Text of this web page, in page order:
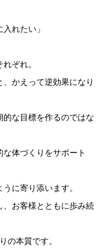
れたい」
ぞれ。
かえって逆効果になり
な目標を作るのではな
体づくりをサポート
に寄り添います。
、お客様とともに歩み続
の本質です。